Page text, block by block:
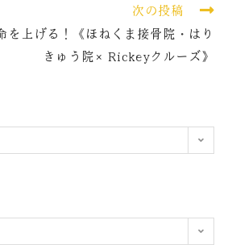
次の投稿
を上げる！《ほねくま接骨院・はり
きゅう院×Rickeyクルーズ》